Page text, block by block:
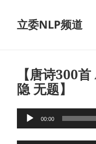
立委NLP频道
【唐诗300
隐 无题】
频
播
00:00